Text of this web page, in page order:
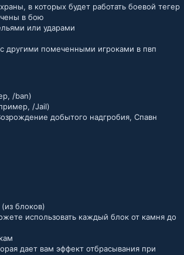
в которых будет работать боевой тегер
в бою
или ударами
помеченными игроками в пвп
/ban)
/Jail)
добытого надгробия, Спавн
блоков)
использовать каждый блок от камня до
дает вам эффект отбрасывания при